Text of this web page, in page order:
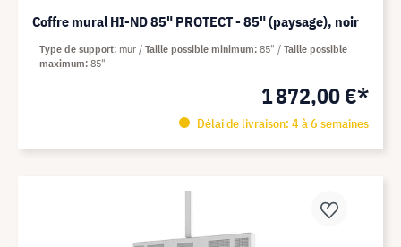
Coffre mural HI-ND 85" PROTECT - 85" (paysage), noir
1 872,00 €*
Délai de livraison: 4 à 6 semaines
Type de support mur Taille possible minimum 85"
Taille possible
maximum 85"